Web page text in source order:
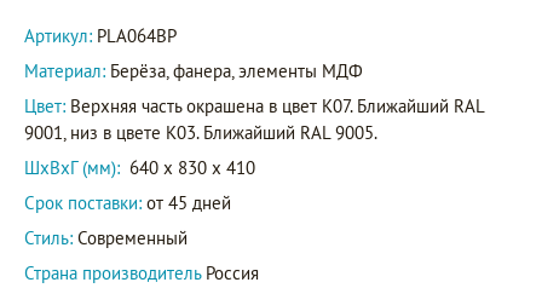
Артикул: PLA064BP
Материал: Берёза, фанера, элементы МДФ
Цвет: Верхняя часть окрашена в цвет K07. Ближайший RAL
9001, низ в цвете K03. Ближайший RAL 9005.
ШxВxГ (мм): 640 x 830 x 410
Срок поставки: от 45 дней
Стиль: Современный
Страна производитель Россия